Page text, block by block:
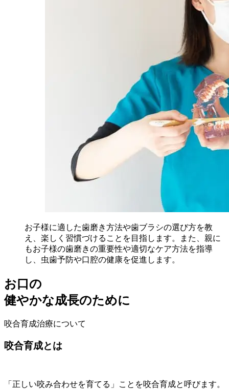
お子様に適した歯磨き方法や歯ブラシの選び方を教
え、楽しく習慣づけることを目指します。また、親に
もお子様の歯磨きの重要性や適切なケア方法を指導
し、虫歯予防や口腔の健康を促進します。
お口の
健やかな成長のために
咬合育成治療について
咬合育成とは
「正しい咬み合わせを育てる」ことを咬合育成と呼びます。